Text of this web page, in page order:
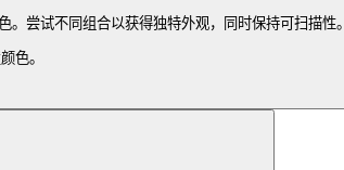
尝试不同组合以获得独特外观，同时保持可扫描性。
色。